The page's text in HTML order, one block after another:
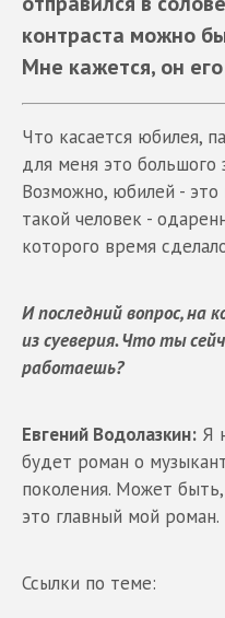
контраста можно
Мне кажется, он
Что касается юбилея,
для меня это большого
Возможно, юбилей -
такой человек -
которого время
И последний вопрос,
из суеверия. Что ты
работаешь?
Евгений Водолазкин: Я
будет роман о
поколения. Может
это главный мой роман.
Ссылки по теме: